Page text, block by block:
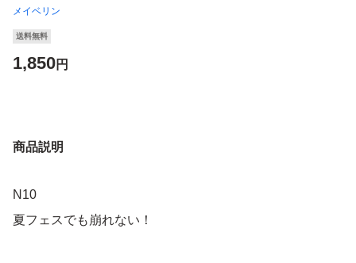
メイベリン
送料無料
1,850円
商品説明
N10
夏フェスでも崩れない！